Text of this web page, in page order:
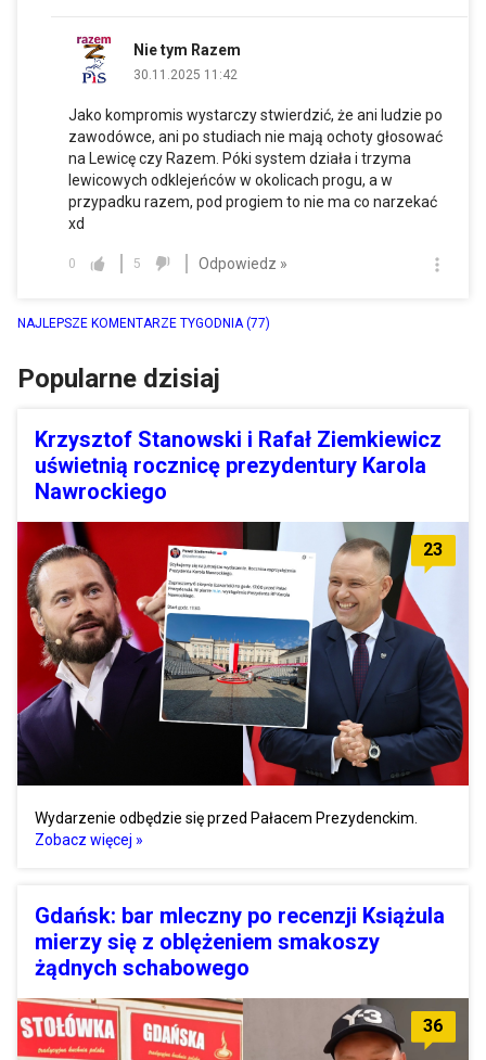
Nie tym Razem
30.11.2025 11:42
Jako kompromis wystarczy stwierdzić, że ani ludzie po
zawodówce, ani po studiach nie mają ochoty głosować
na Lewicę czy Razem. Póki system działa i trzyma
lewicowych odklejeńców w okolicach progu, a w
przypadku razem, pod progiem to nie ma co narzekać
xd
0 5 Odpowiedz »
NAJLEPSZE KOMENTARZE TYGODNIA(77)
Popularne dzisiaj
Krzysztof Stanowski i Rafał Ziemkiewicz
uświetnią rocznicę prezydentury Karola
Nawrockiego
23
Wydarzenie odbędzie się przed Pałacem Prezydenckim.
Zobacz więcej »
Gdańsk: bar mleczny po recenzji Książula
mierzy się z oblężeniem smakoszy
żądnych schabowego
36